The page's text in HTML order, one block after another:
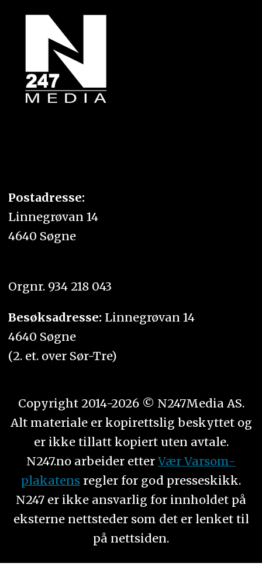
Postadresse:
Linnegrøvan 14
4640 Søgne
Orgnr. 934 218 043
Besøksadresse: Linnegrøvan 14
4640 Søgne
(2. et. over Sør-Tre)
Copyright 2014-2026 © N247Media AS.
Alt materiale er kopirettslig beskyttet og
er ikke tillatt kopiert uten avtale.
N247.no arbeider etter Vær Varsom-
plakatens regler for god presseskikk.
N247 er ikke ansvarlig for innholdet på
eksterne nettsteder som det er lenket til
på nettsiden.